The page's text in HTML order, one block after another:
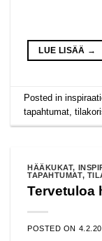
LUE LISÄÄ →
Posted in
tapahtumat ,
HÄÄKUKAT,
TAPAHTUMAT,
Tervetuloa
POSTED ON